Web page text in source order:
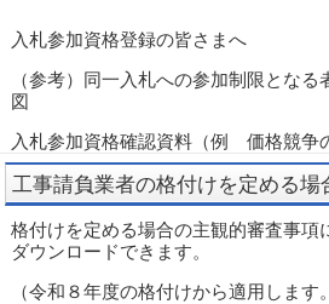
入札参加資格登録の皆さまへ
（参考）同一入札への参加制限とな
図
入札参加資格確認資料（例 価格競争
工事請負業者の格付けを定める
格付けを定める場合の主観的審査事項
ダウンロードできます。
（令和８年度の格付けから適用します